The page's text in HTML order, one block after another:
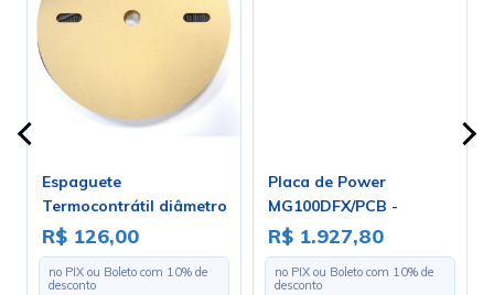
Espaguete
Termocontrátil diâmetro
de 3.2mm - Rolo Com 100
Metros
R$ 126,00
no PIX ou Boleto com 10% de
desconto
Placa de Power
MG100DFX/PCB -
Marshall
R$ 1.927,80
no PIX ou Boleto com 10% de
desconto